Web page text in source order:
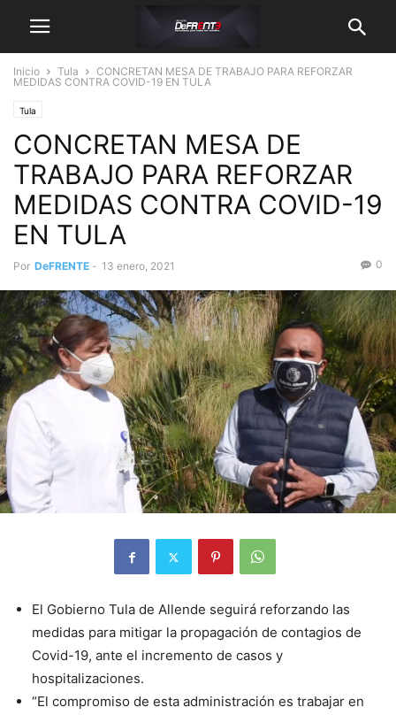
Inicio Tula
CONCRETAN MESA DE TRABAJO PARA REFORZAR
MEDIDAS CONTRA COVID-19 EN TULA
Tula
CONCRETAN MESA DE
TRABAJO PARA REFORZAR
MEDIDAS CONTRA COVID-19
EN TULA
Por DeFRENTE - 13 enero, 2021 0
El Gobierno Tula de Allende seguirá reforzando las
medidas para mitigar la propagación de contagios de
Covid-19, ante el incremento de casos y
hospitalizaciones.
“El compromiso de esta administración es trabajar en